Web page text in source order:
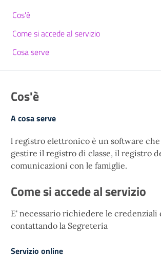
Cos'è
Come si accede al servizio
Cosa serve
Cos'è
A cosa serve
l registro elettronico è un software
gestire il registro di classe, il registro
comunicazioni con le famiglie.
Come si accede al servizio
E' necessario richiedere le credenziali
contattando la Segreteria
Servizio online